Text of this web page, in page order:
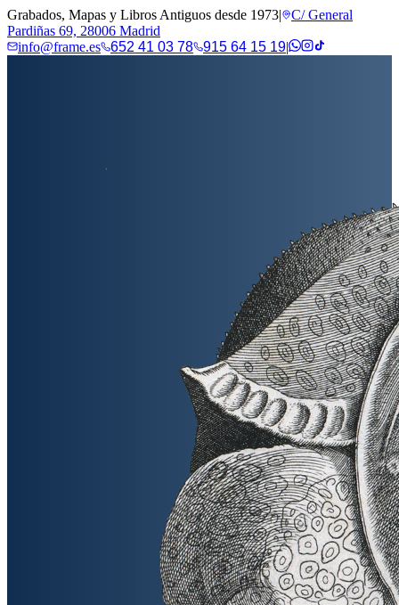
Grabados, Mapas y Libros Antiguos desde 1973|
C/ General
Pardiñas 69, 28006 Madrid
info@frame.es
652 41 03 78 915 64 15 19|